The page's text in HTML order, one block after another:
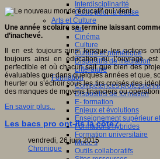
Interdisciplinarité
Outils pour la classe
Arts et Culture
Art
Cinéma
Culture
Culture et numérique
Dispositifs de médiation
Littérature
Formation
Compétences
Dispositifs de formation
E- formation
Enjeux et évolutions
Enseignement supérieur
Formations hybrides
Formation universitaire
Mooc’s
Outils collaboratifs
Une année scolaire se termine laissant
d’inachevé.
Il en est toujours ainsi lorsque les actions
toujours ainsi en éducation où l’ouvrage
perfectible et où chacun sait que bien des
évaluables que dans quelques années et que,
heurter ou s’échoir sous les tirs croisés des
des manques de moyens financiers ou
En savoir plus...
Les bacs pro ont-ils la côte?
vendredi, 26 juin 2015
Chronique